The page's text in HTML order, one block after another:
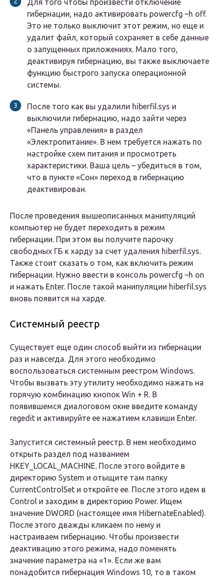
Для того чтобы произвести отключение
гибернации, надо активировать powercfg –h off.
Это не только выключит этот режим, но еще и
удалит файл, который сохраняет в себе данные
о запущенных приложениях. Мало того,
деактивируя гибернацию, вы также выключаете
функцию быстрого запуска операционной
системы.
После того как вы удалили hiberfil.sys и
выключили гибернацию, надо зайти через
«Панель управления» в раздел
«Электропитание». В нем требуется нажать по
настройке схем питания и просмотреть
характеристики. Ваша цель – убедиться в том,
что в пункте «Сон» переход в гибернацию
деактивирован.
После проведения вышеописанных манипуляций
компьютер не будет переходить в режим
гибернации. При этом вы получите парочку
свободных ГБ к харду за счет удаления hiberfil.sys.
Также стоит сказать о том, как включить режим
гибернации. Нужно ввести в консоль powercfg –h on
и нажать Enter. После такой манипуляции hiberfil.sys
вновь появится на харде.
Системный реестр
Существует еще один способ выйти из гибернации
раз и навсегда. Для этого необходимо
воспользоваться системным реестром Windows.
Чтобы вызвать эту утилиту необходимо нажать на
горячую комбинацию кнопок Win + R. В
появившемся диалоговом окне введите команду
regedit и активируйте ее нажатием клавиши Enter.
Запустится системный реестр. В нем необходимо
открыть раздел под названием
HKEY_LOCAL_MACHINE. После этого войдите в
директорию System и отыщите там папку
CurrentControlSet и откройте ее. После этого идем в
Control и заходим в директорию Power. Ищем
значение DWORD (настоящее имя HibernateEnabled).
После этого дважды кликаем по нему и
настраиваем гибернацию. Чтобы произвести
деактивацию этого режима, надо поменять
значение параметра на «1». Если же вам
понадобится гибернация Windows 10, то в таком